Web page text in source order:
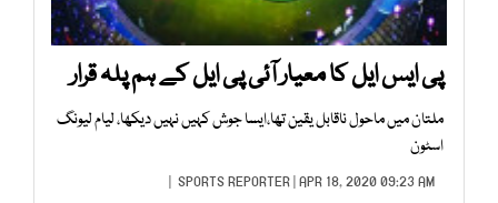
پی ایس ایل کا معیار آئی پی ایل کے ہم پلہ قرار
ملتان میں ماحول ناقابل یقین تھا،ایسا جوش کہیں نہیں دیکھا، لیام لیونگ
اسٹون
SPORTS REPORTER| APR 18, 2020 09:23 AM |